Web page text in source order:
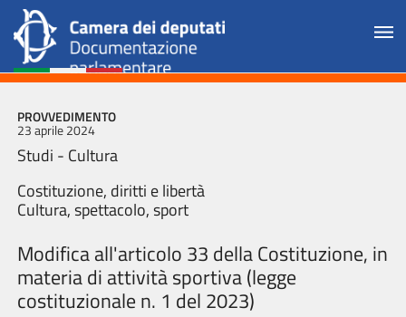
PROVVEDIMENTO
23 aprile 2024
Studi - Cultura
Costituzione, diritti e libertà
Cultura, spettacolo, sport
Modifica all'articolo 33 della Costituzione, in
materia di attività sportiva (legge
costituzionale n. 1 del 2023)